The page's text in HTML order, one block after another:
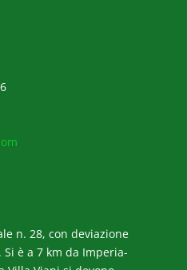
n. 28, con deviazione
Si è a 7 km da Imperia-